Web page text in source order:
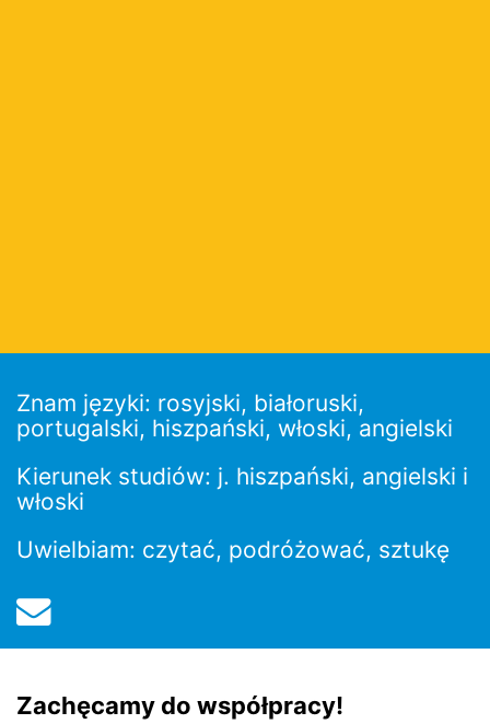
Znam języki: rosyjski, białoruski,
portugalski, hiszpański, włoski, angielski
Kierunek studiów: j. hiszpański, angielski i
włoski
Uwielbiam: czytać, podróżować, sztukę
Zachęcamy do współpracy!